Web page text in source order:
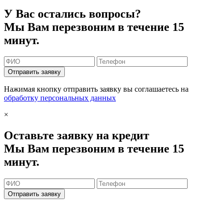
У Вас остались вопросы?
Мы Вам перезвоним в течение 15
минут.
Отправить заявку
Нажимая кнопку отправить заявку вы соглашаетесь на
обработку персональных данных
×
Оставьте заявку на кредит
Мы Вам перезвоним в течение 15
минут.
Отправить заявку